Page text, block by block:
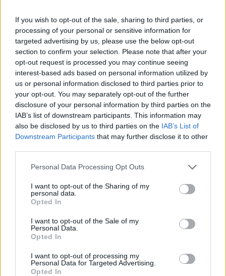
If you wish to opt-out of the sale, sharing to third parties, or
processing of your personal or sensitive information for
targeted advertising by us, please use the below opt-out
section to confirm your selection. Please note that after your
opt-out request is processed you may continue seeing
interest-based ads based on personal information utilized by
us or personal information disclosed to third parties prior to
your opt-out. You may separately opt-out of the further
disclosure of your personal information by third parties on the
IAB’s list of downstream participants. This information may
also be disclosed by us to third parties on the IAB’s List of
Downstream Participants that may further disclose it to other
Personal Data Processing Opt Outs
I want to opt-out of the Sharing of my
personal data.
Opted In
I want to opt-out of the Sale of my
Personal Data.
Opted In
I want to opt-out of processing my
Personal Data for Targeted Advertising.
Opted In